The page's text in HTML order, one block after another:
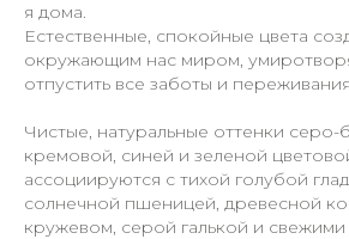
я дома.
Естественные, спокойные цвета
окружающим нас миром,
отпустить все заботы и
Чистые, натуральные оттенки серо-
кремовой, синей и зеленой
ассоциируются с тихой голубой
солнечной пшеницей, древесной
кружевом, серой галькой и свежими